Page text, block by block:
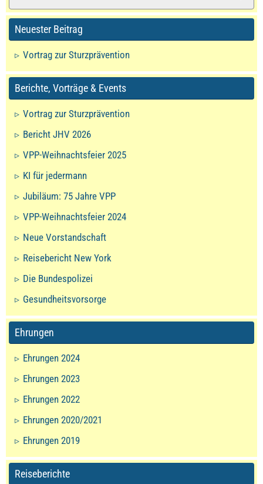
Neuester Beitrag
Vortrag zur Sturzprävention
Berichte, Vorträge & Events
Vortrag zur Sturzprävention
Bericht JHV 2026
VPP-Weihnachtsfeier 2025
KI für jedermann
Jubiläum: 75 Jahre VPP
VPP-Weihnachtsfeier 2024
Neue Vorstandschaft
Reisebericht New York
Die Bundespolizei
Gesundheitsvorsorge
Ehrungen
Ehrungen 2024
Ehrungen 2023
Ehrungen 2022
Ehrungen 2020/2021
Ehrungen 2019
Reiseberichte